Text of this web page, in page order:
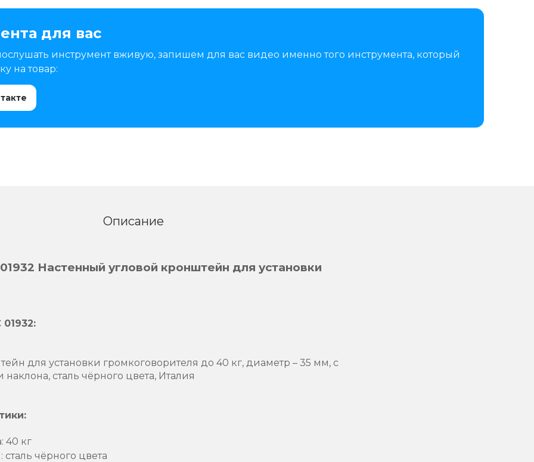
для вас
инструмент вживую, запишем для вас видео именно того инструмента, который
на товар:
Описание
01932 Настенный угловой кронштейн для установки
для установки громкоговорителя до 40 кг, диаметр – 35 мм, с
сталь чёрного цвета, Италия
:
40 кг
чёрного цвета